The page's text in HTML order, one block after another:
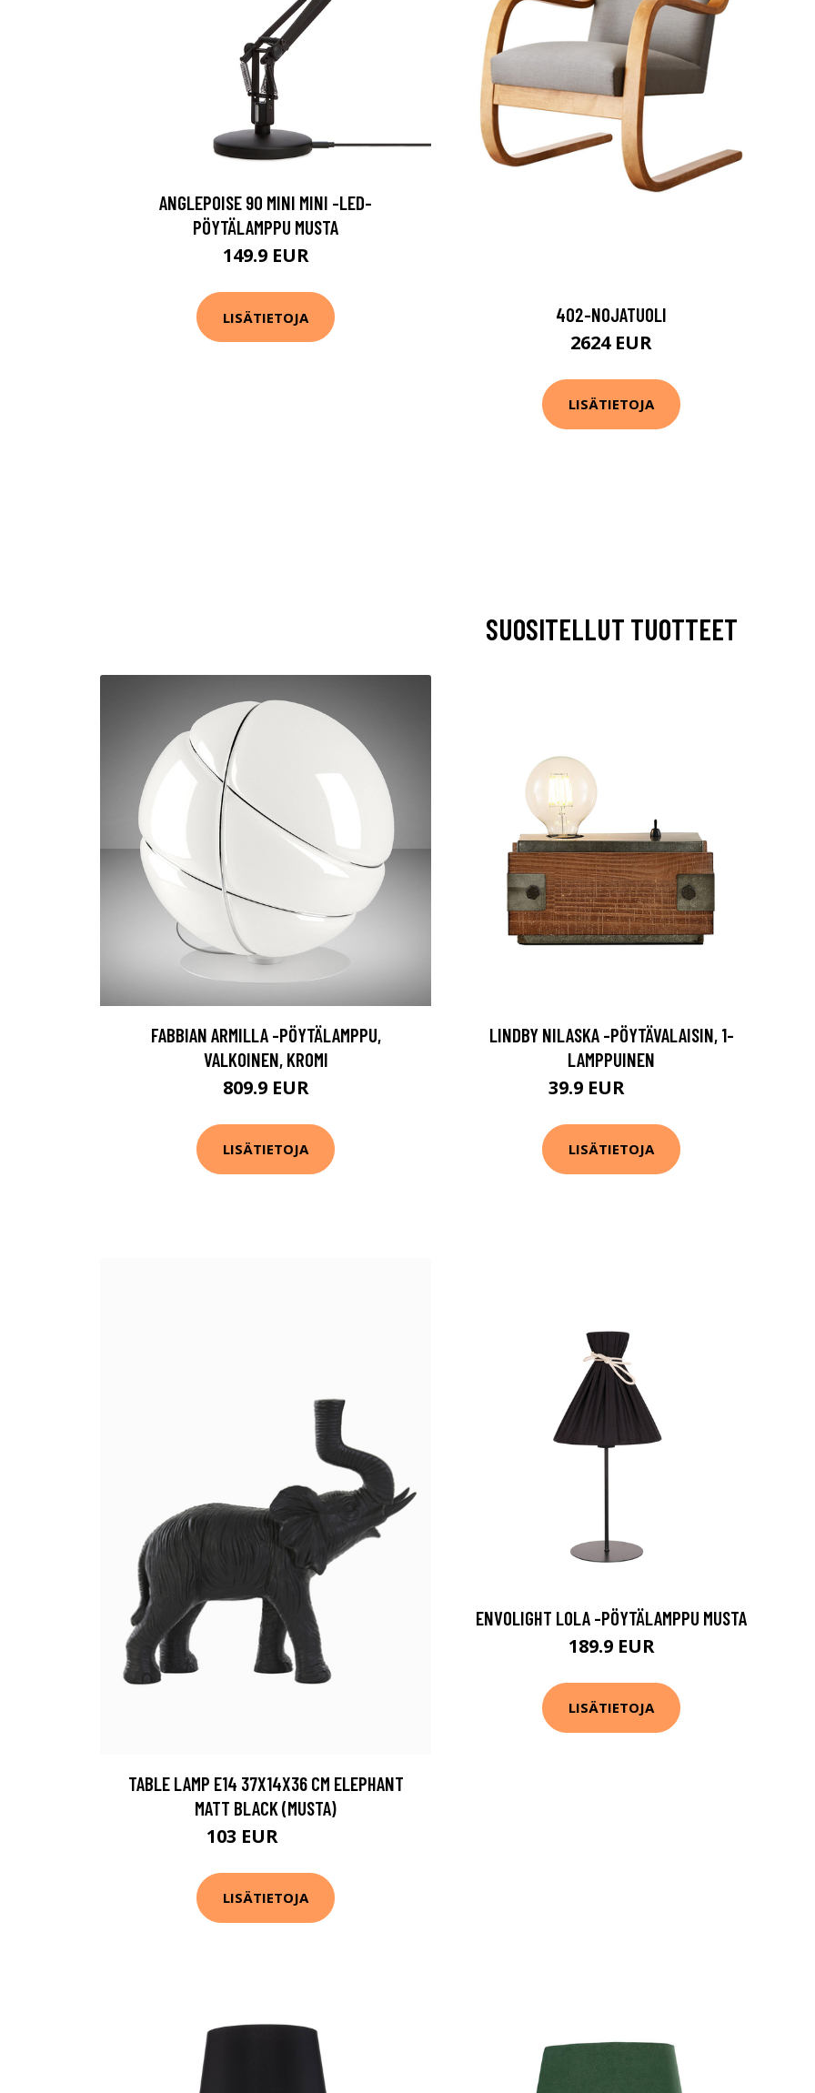
ANGLEPOISE 90 MINI MINI -LED-
PÖYTÄLAMPPU MUSTA
149.9 EUR
LISÄTIETOJA 402-NOJATUOLI
2624 EUR
LISÄTIETOJA
SUOSITELLUT TUOTTEET
FABBIAN ARMILLA -PÖYTÄLAMPPU,
VALKOINEN, KROMI
809.9 EUR
LISÄTIETOJA
LINDBY NILASKA -PÖYTÄVALAISIN, 1-
LAMPPUINEN
39.9 EUR
LISÄTIETOJA
TABLE LAMP E14 37X14X36 CM ELEPHANT
MATT BLACK (MUSTA)
103 EUR
LISÄTIETOJA
ENVOLIGHT LOLA -PÖYTÄLAMPPU MUSTA
189.9 EUR
LISÄTIETOJA